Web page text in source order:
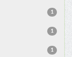
1
1
1